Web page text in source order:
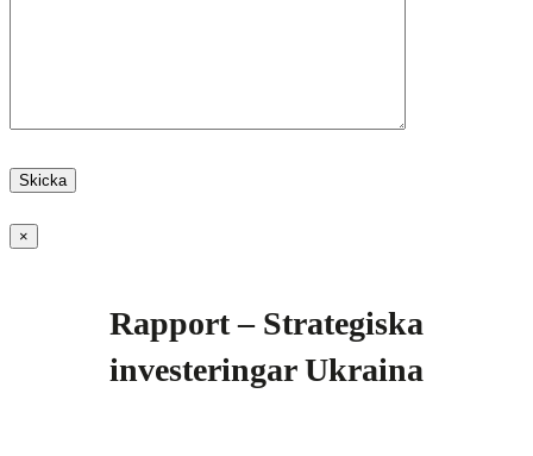
×
Rapport – Strategiska
investeringar Ukraina